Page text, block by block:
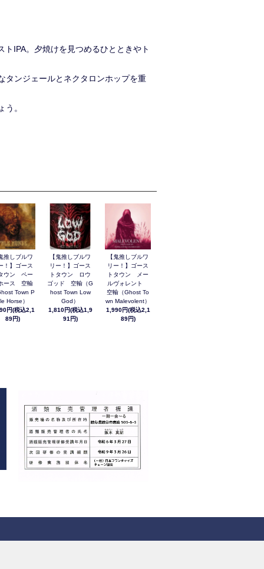
IPA。夕焼けを見つめるひとときやト
タンジェールとネクタロンホップを重
。
推しブルワ
！】ゴース
ウン ペー
ース 空輸
Town P
Horse）
円(税込2,1
89円)
【鬼推しブルワ
リー！】ゴース
トタウン ロウ
ゴッド 空輸（G
host Town Low
God）
1,810円(税込1,9
91円)
【鬼推しブルワ
リー！】ゴース
トタウン メー
ルヴォレント
空輸（Ghost To
wn Malevolent）
1,990円(税込2,1
89円)